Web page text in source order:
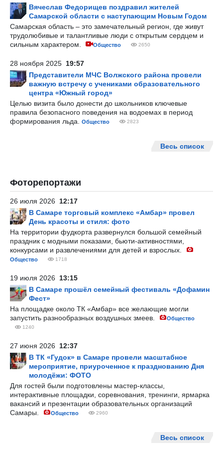
Вячеслав Федорищев поздравил жителей
Самарской области с наступающим Новым Годом
Самарская область – это замечательный регион, где живут
трудолюбивые и талантливые люди с открытым сердцем и
сильным характером.
Общество 2650
28 ноября 2025 19:57
Представители МЧС Волжского района провели
важную встречу с учениками образовательного
центра «Южный город»
Целью визита было донести до школьников ключевые
правила безопасного поведения на водоемах в период
формирования льда.
Общество 2823
Весь список
Фоторепортажи
26 июля 2026 12:17
В Самаре торговый комплекс «Амбар» провел
День красоты и стиля: фото
На территории фудкорта развернулся большой семейный
праздник с модными показами, бьюти-активностями,
конкурсами и развлечениями для детей и взрослых.
Общество 1718
19 июля 2026 13:15
В Самаре прошёл семейный фестиваль «Дофамин
Фест»
На площадке около ТК «Амбар» все желающие могли
запустить разнообразных воздушных змеев.
Общество
1240
27 июня 2026 12:37
В ТК «Гудок» в Самаре провели масштабное
мероприятие, приуроченное к празднованию Дня
молодёжи: ФОТО
Для гостей были подготовлены мастер-классы,
интерактивные площадки, соревнования, тренинги, ярмарка
вакансий и презентации образовательных организаций
Самары.
Общество 2960
Весь список